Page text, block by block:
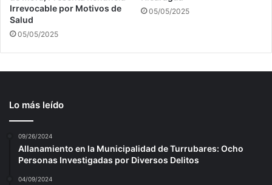
Irrevocable por Motivos de
Salud
05/05/2025
05/05/2025
Lo más leído
09/26/2024
Allanamiento en la Municipalidad de Turrubares: Ocho
Personas Investigadas por Diversos Delitos
04/09/2024